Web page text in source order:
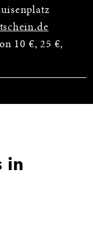
10 €, 25 €,
in